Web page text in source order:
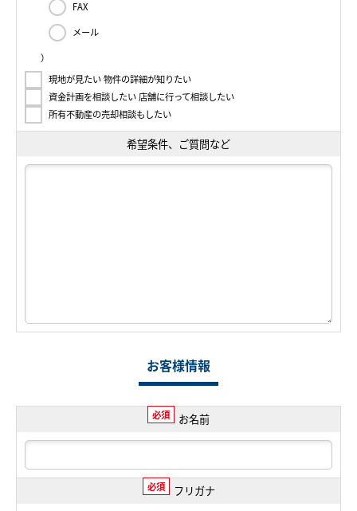
FAX
メール
）
現地が見たい 物件の詳細が知りたい
資金計画を相談したい 店舗に行って相談したい
所有不動産の売却相談もしたい
希望条件、ご質問など
お客様情報
必須 お名前
必須 フリガナ